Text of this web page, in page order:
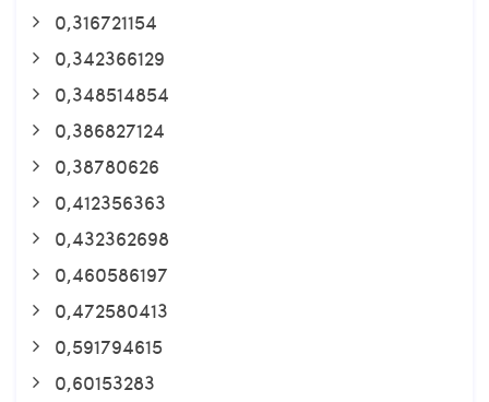
0,316721154
0,342366129
0,348514854
0,386827124
0,38780626
0,412356363
0,432362698
0,460586197
0,472580413
0,591794615
0,60153283